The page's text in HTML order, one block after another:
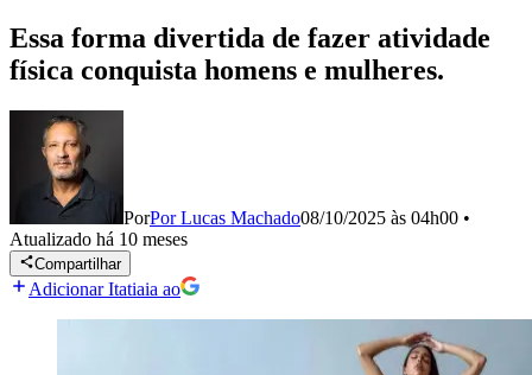
Essa forma divertida de fazer atividade
física conquista homens e mulheres.
PorPor Lucas Machado08/10/2025 às 04h00 •
Atualizado há 10 meses
Compartilhar
Adicionar Itatiaia ao